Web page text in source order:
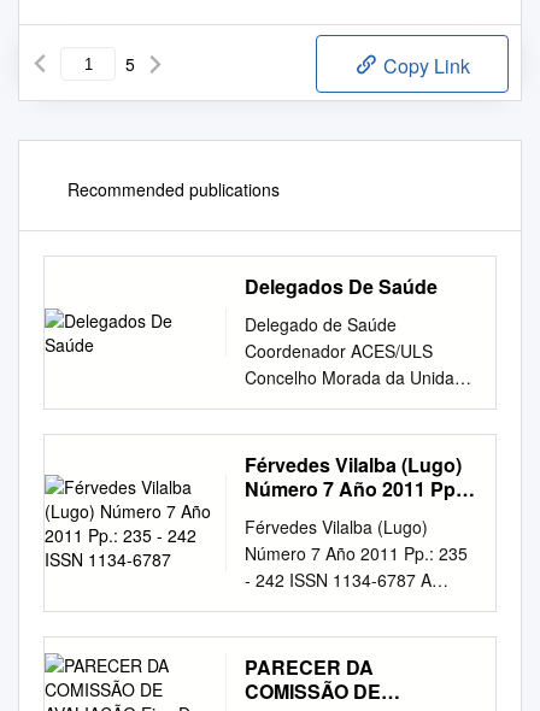
5 Copy Link
Recommended publications
Delegados De Saúde
Delegado de Saúde
Coordenador ACES/ULS
Concelho Morada da Unidade
de Saúde Pública Telefone
Endereço de e-mail
Coordenador da Unidade de
Saúde Pública Bragança
Vimioso Vinhais Alfandega da
Fé Rua D. Afonso V ULS
Nordeste Maria Inácia Rosa
273302432
inacia.rosa@ulsne.min-
saude.ptCarrazeda de
Ansiães 5300-121 Bragança
Férvedes Vilalba (Lugo)
Número 7 Año 2011 Pp.:
Férvedes Vilalba (Lugo)
Número 7 Año 2011 Pp.: 235
- 242 ISSN 1134-6787 A
MINERAÇÃO EM ÉPOCA
ROMANA NO CONCELHO DE
VILA VERDE (BRAGA,
PORTUGAL). ROMAN
PARECER DA
COMISSÃO DE